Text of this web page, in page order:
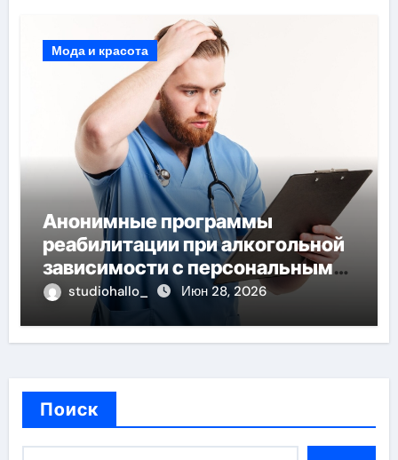
Мода и красота
Анонимные программы
реабилитации при алкогольной
зависимости с персональным
подходом и лицензированными
врачами
studiohallo_ Июн 28, 2026
Поиск